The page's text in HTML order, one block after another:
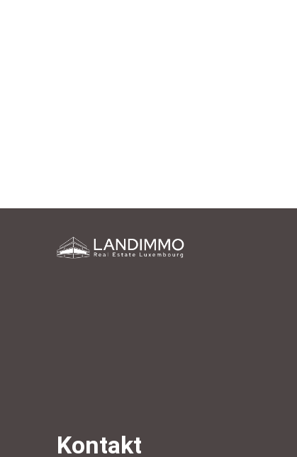
Kontakt